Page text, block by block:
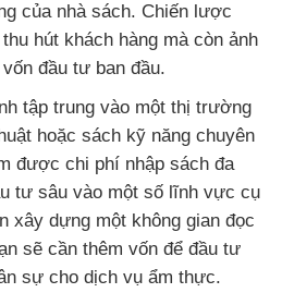
của nhà sách. Chiến lược
hút khách hàng mà còn ảnh
đầu tư ban đầu.
tập trung vào một thị trường
hoặc sách kỹ năng chuyên
được chi phí nhập sách đa
tư sâu vào một số lĩnh vực cụ
xây dựng một không gian đọc
sẽ cần thêm vốn để đầu tư
sự cho dịch vụ ẩm thực.